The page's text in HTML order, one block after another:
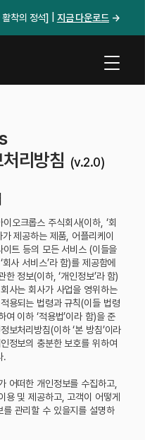
착의 정석] | 지금 다운로드​→
리방침 (v.2.0)
오크롭스 주식회사(이하, ‘회
가 제공하는 제품, 어플리케이
이트 등의 모든 서비스 (이들을
사 서비스’라 함)를 제공함에
한 정보(이하, ‘개인정보’라 함)
사는 회사가 사업을 영위하는
용되는 법령과 규칙(이들 법령
여 이하 ‘적용법’이라 함)을 준
보처리방침(이하 ‘본 방침’이라
정보의 충분한 보호를 위하여
.
어떠한 개인정보를 수집하고,
용 및 제공하고, 고객이 어떻게
를 관리할 수 있을지를 설명하